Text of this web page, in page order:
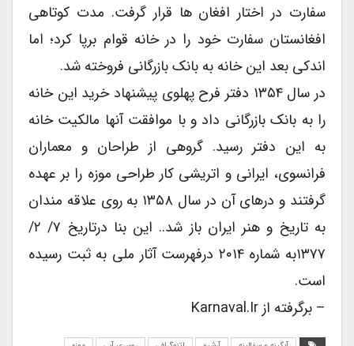
سفارت در اختار افغان ها قرار گرفت. مدت کوتاهی
افغانستان سفارت خود را در خانه قوام برپا کرد؛ اما
اندکی بعد این خانه به بانک بازرگانی فروخته شد.
در سال ۱۳۵۴ دفتر فرح پهلوی پیشنهاد خرید این خانه
را به بانک بازرگانی داد و با موافقت آنها مالکیت خانه
به این دفتر رسید. گروهی از طراحان و معماران
فرانسوی، ایرانی و اتریشی کار طراحی موزه را بر عهده
گرفتند و درهای آن در سال ۱۳۵۸ به روی علاقه مندان
به تاریخ و هنر ایران باز شد.. این بنا درتاریخ ۷/ ۲/
۱۳۷۷به شماره ۲۰۱۴ درفهرست آثار ملی به ثبت رسیده
است.
– برگرفته از Karnaval.ir